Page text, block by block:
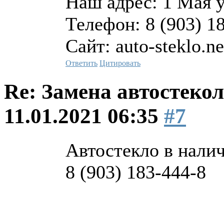
Телефон: 8 (903)
Сайт: auto-
Ответить Цитировать
Re: Замена
11.01.2021 06:35 #7
Автостекло в
8 (903) 183-444-8